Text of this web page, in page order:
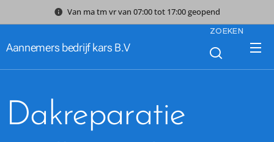
Van ma tm vr van 07:00 tot 17:00 geopend
Aannemers bedrijf kars B.V
ZOEKEN
Dakreparatie